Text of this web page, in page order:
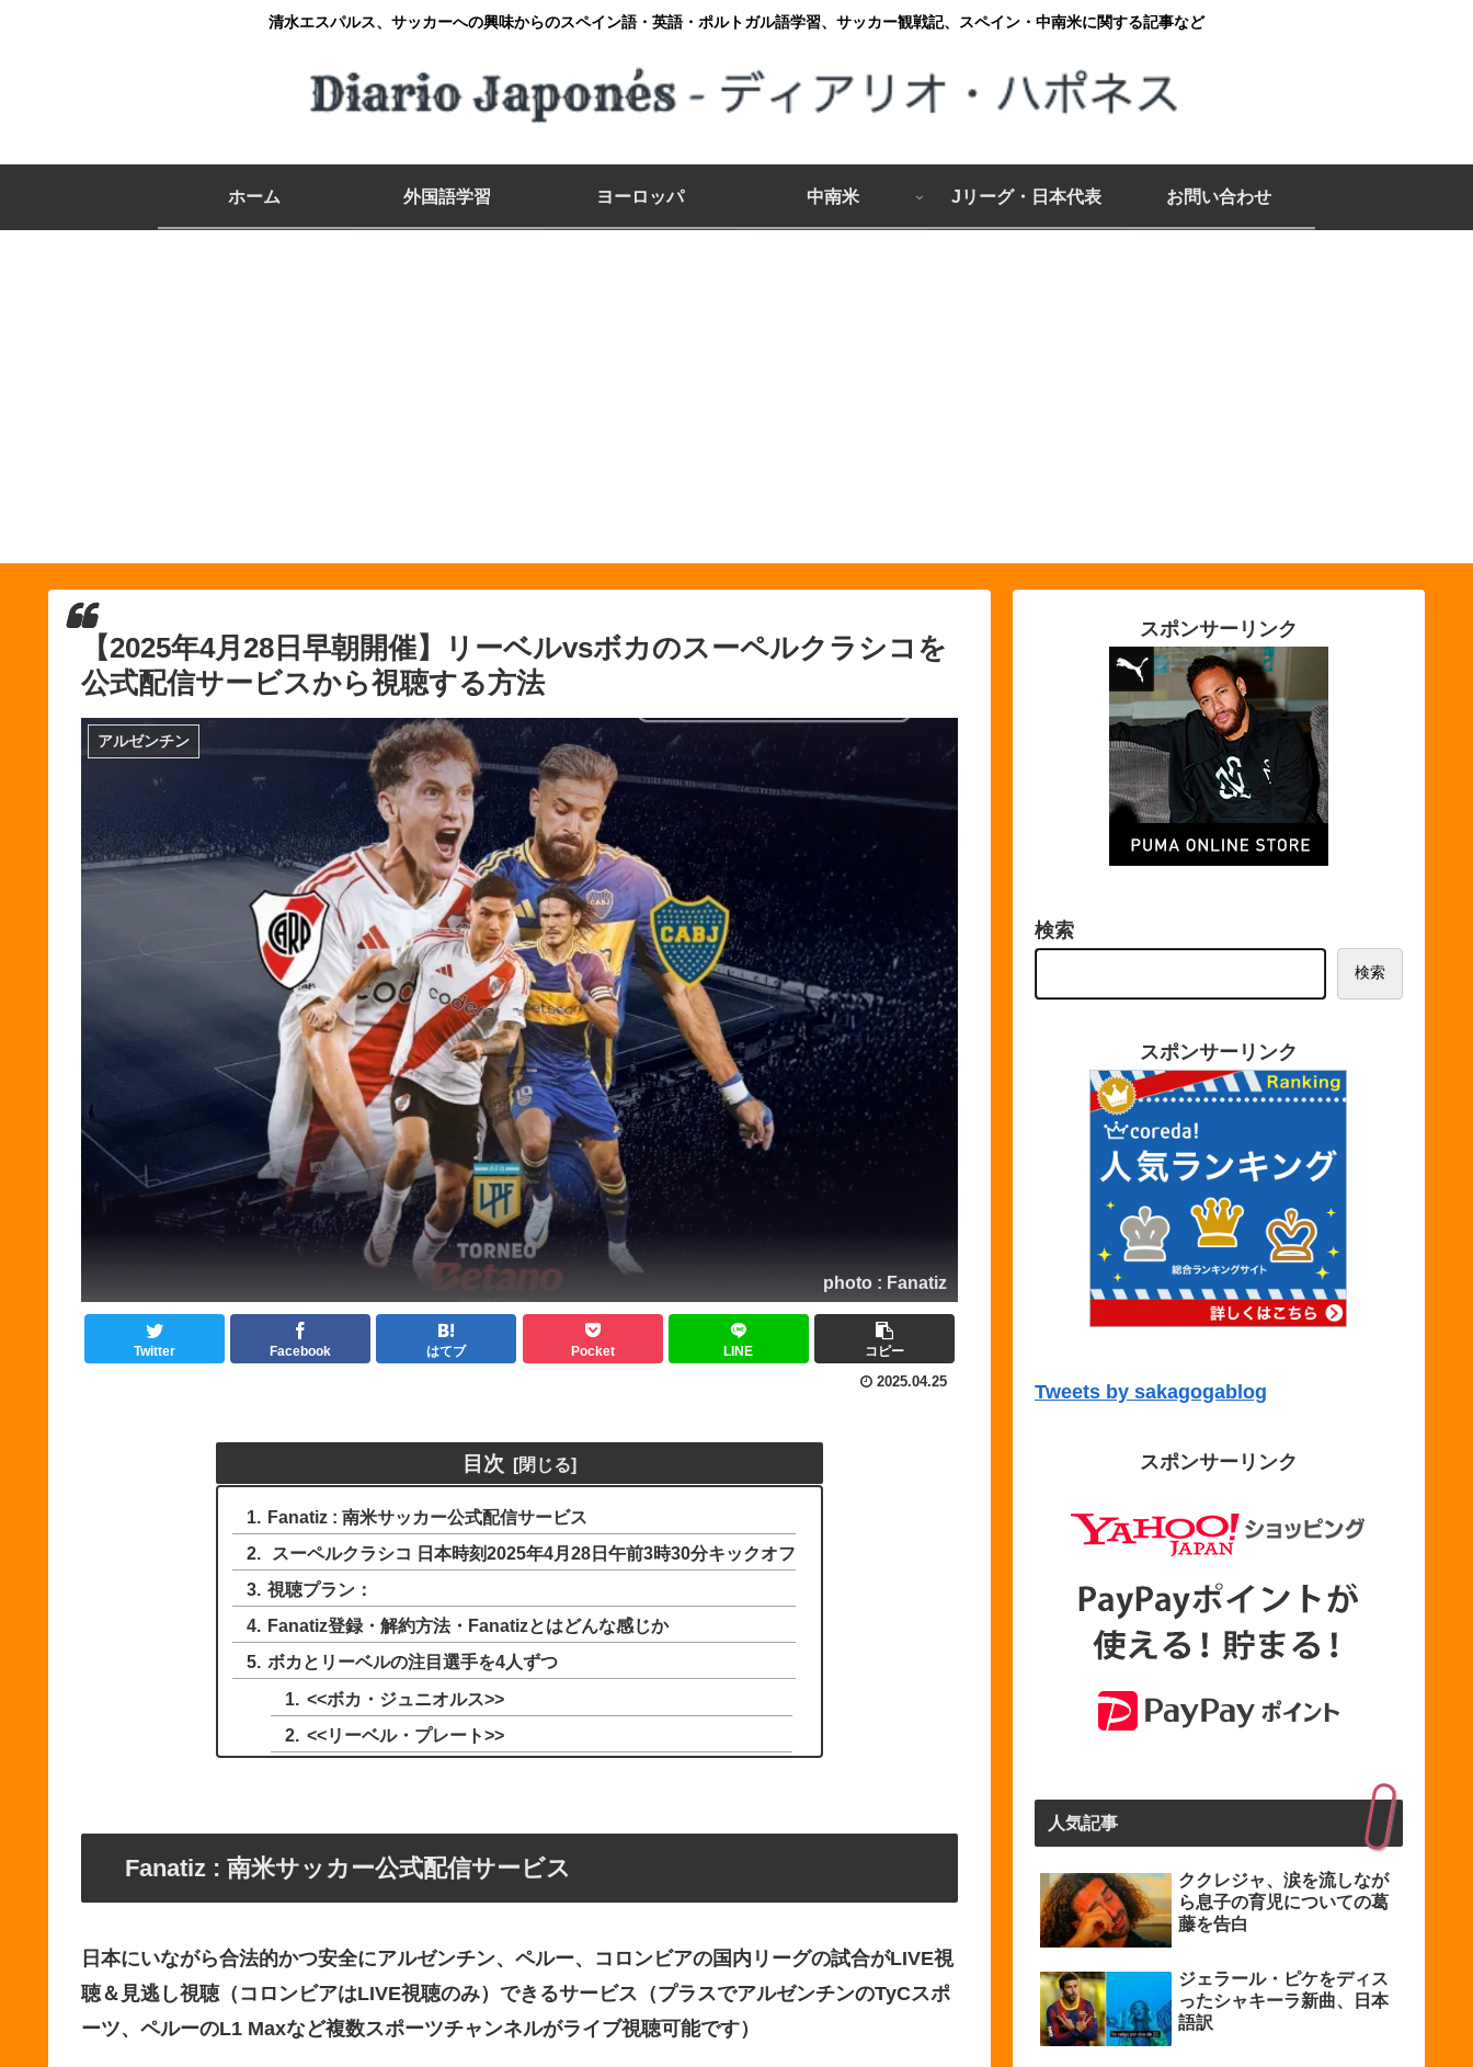
清水エスパルス、サッカーへの興味からのスペイン語・英語・ポルトガル語学習、サッカー観戦記、スペイン・中南米に関する記事など
ホーム 外国語学習 ヨーロッパ 中南米 Jリーグ・日本代表 お問い合わせ
【2025年4月28日早朝開催】リーベルvsボカのスーペルクラシコを
公式配信サービスから視聴する方法
アルゼンチン
photo : Fanatiz
Twitter Facebook はてブ Pocket LINE コピー
2025.04.25
目次
Fanatiz : 南米サッカー公式配信サービス
スーペルクラシコ 日本時刻2025年4月28日午前3時30分キックオフ
視聴プラン：
Fanatiz登録・解約方法・Fanatizとはどんな感じか
ボカとリーベルの注目選手を4人ずつ
<<ボカ・ジュニオルス>>
<<リーベル・プレート>>
Fanatiz : 南米サッカー公式配信サービス
日本にいながら合法的かつ安全にアルゼンチン、ペルー、コロンビアの国内リーグの試合がLIVE視
聴＆見逃し視聴（コロンビアはLIVE視聴のみ）できるサービス（プラスでアルゼンチンのTyCスポ
ーツ、ペルーのL1 Maxなど複数スポーツチャンネルがライブ視聴可能です）
スポンサーリンク
検索
検索
スポンサーリンク
Tweets by sakagogablog
スポンサーリンク
人気記事
ククレジャ、涙を流しなが
ら息子の育児についての葛
藤を告白
ジェラール・ピケをディス
ったシャキーラ新曲、日本
語訳